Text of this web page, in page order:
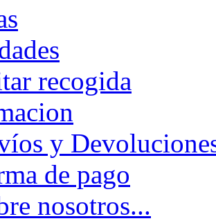
recogida
y
de pago
nosotros...